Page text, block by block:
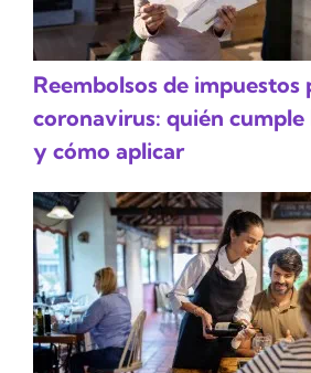
Reembolsos de impuestos
coronavirus: quién cumple
y cómo aplicar